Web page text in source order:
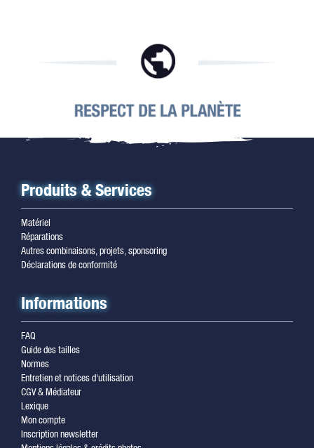
Produits & Services
Matériel
Réparations
Autres combinaisons, projets, sponsoring
Déclarations de conformité
Informations
FAQ
Guide des tailles
Normes
Entretien et notices d'utilisation
CGV & Médiateur
Lexique
Mon compte
Inscription newsletter